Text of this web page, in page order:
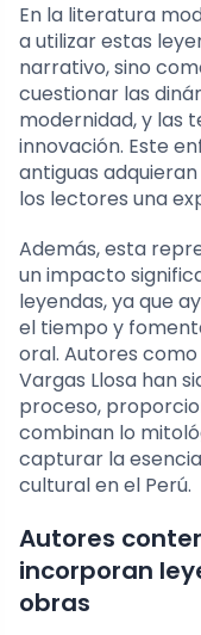
En la literatura
a utilizar estas
narrativo, sino
cuestionar las
modernidad, y las
innovación. Este
antiguas
los lectores una
Además, esta
un impacto
leyendas, ya que
el tiempo y
oral. Autores
Vargas Llosa han
proceso,
combinan lo
capturar la
cultural en el Perú.
Autores
incorporan
obras